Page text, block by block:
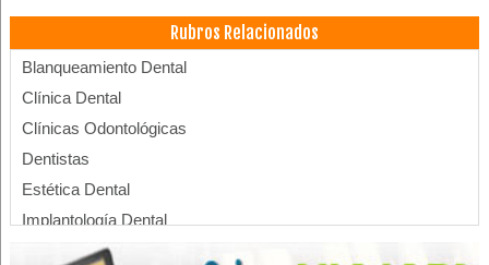
Rubros Relacionados
Blanqueamiento Dental
Clínica Dental
Clínicas Odontológicas
Dentistas
Estética Dental
Implantología Dental
Implantes dentales